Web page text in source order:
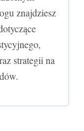
znajdziesz
strategii na